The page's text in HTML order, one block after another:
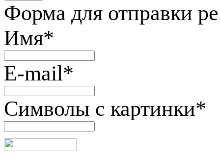
Форма для отправки
Имя*
E-mail*
Символы с картинки*